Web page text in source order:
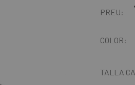
PREU:
COLOR:
TALLA